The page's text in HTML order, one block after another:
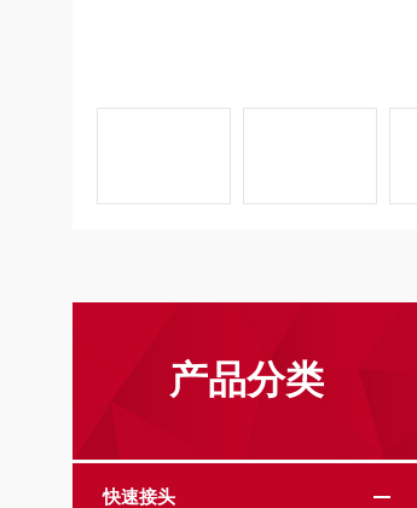
产品分类
快速接头